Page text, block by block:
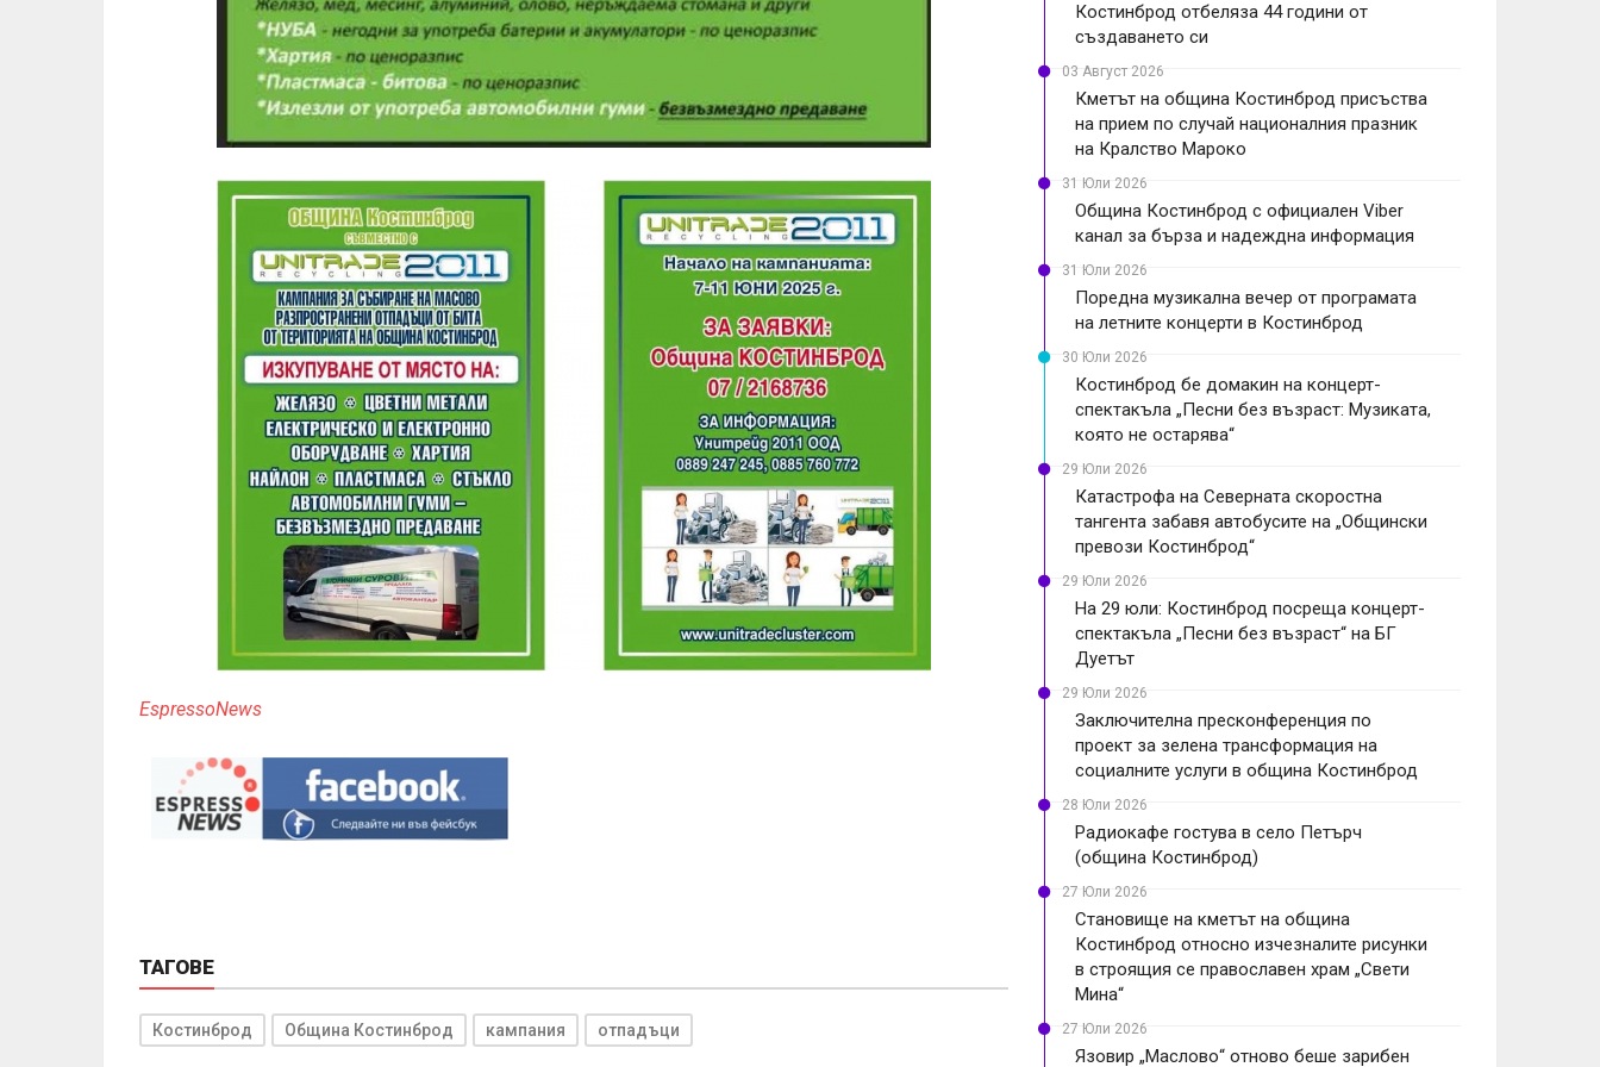
EspressoNews
ТАГОВЕ
Костинброд Община Костинброд кампания отпадъци
Костинброд отбеляза 44 години от
създаването си
03 Август 2026
Кметът на община Костинброд присъства
на прием по случай националния празник
на Кралство Мароко
31 Юли 2026
Община Костинброд с официален Viber
канал за бърза и надеждна информация
31 Юли 2026
Поредна музикална вечер от програмата
на летните концерти в Костинброд
30 Юли 2026
Костинброд бе домакин на концерт-
спектакъла „Песни без възраст: Музиката,
която не остарява“
29 Юли 2026
Катастрофа на Северната скоростна
тангента забавя автобусите на „Общински
превози Костинброд“
29 Юли 2026
На 29 юли: Костинброд посреща концерт-
спектакъла „Песни без възраст“ на БГ
Дуетът
29 Юли 2026
Заключителна пресконференция по
проект за зелена трансформация на
социалните услуги в община Костинброд
28 Юли 2026
Радиокафе гостува в село Петърч
(община Костинброд)
27 Юли 2026
Становище на кметът на община
Костинброд относно изчезналите рисунки
в строящия се православен храм „Свети
Мина“
27 Юли 2026
Язовир „Маслово“ отново беше зарибен